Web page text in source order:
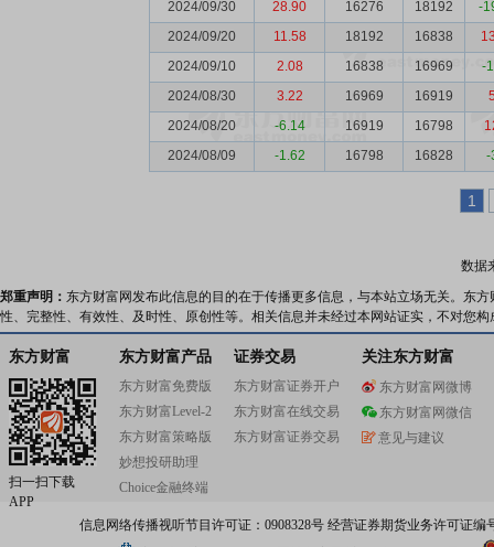
2024/09/30
28.90 16276 18192
-
2024/09/20
11.58 18192 16838
2024/09/10
2.08 16838 16969
-
2024/08/30
3.22 16969 16919
2024/08/20
-6.14 16919 16798
2024/08/09
-1.62 16798 16828 -
1
数据
郑重声明： 东方财富网发布此信息的目的在于传播更多信息，与本站立场无关。东
性、完整性、有效性、及时性、原创性等。相关信息并未经过本网站证实，不对您
东方财富
扫一扫下载
APP
东方财富产品
东方财富免费版
东方财富Level-2
东方财富策略版
妙想投研助理
Choice金融终端
证券交易
东方财富证券开户
东方财富在线交易
东方财富证券交易
关注东方财富
东方财富网微博
东方财富网微信
意见与建议
信息网络传播视听节目许可证：0908328号 经营证券期货业务许可证编